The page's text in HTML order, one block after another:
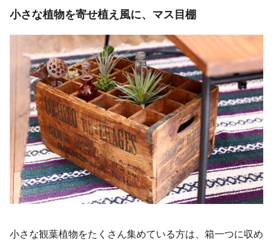
小さな植物を寄せ植え風に、マス目棚
小さな観葉植物をたくさん集めている方は、箱一つに収め